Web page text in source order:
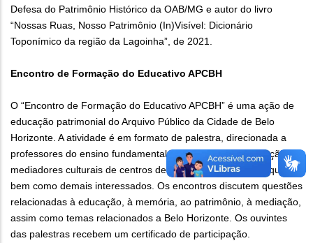
Defesa do Patrimônio Histórico da OAB/MG e autor do livro
“Nossas Ruas, Nosso Patrimônio (In)Visível: Dicionário
Toponímico da região da Lagoinha”, de 2021.
Encontro de Formação do Educativo APCBH
O “Encontro de Formação do Educativo APCBH” é uma ação de
educação patrimonial do Arquivo Público da Cidade de Belo
Horizonte. A atividade é em formato de palestra, direcionada a
professores do ensino fundamental, estudantes de graduação e
mediadores culturais de centros de memória, museus e arquivos,
bem como demais interessados. Os encontros discutem questões
relacionadas à educação, à memória, ao patrimônio, à mediação,
assim como temas relacionados a Belo Horizonte. Os ouvintes
das palestras recebem um certificado de participação.